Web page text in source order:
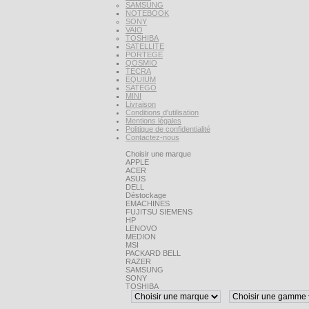
SAMSUNG
NOTEBOOK
SONY
VAIO
TOSHIBA
SATELLITE
PORTEGE
QOSMIO
TECRA
EQUIUM
SATEGO
MINI
Livraison
Conditions d'utilisation
Mentions légales
Politique de confidentialité
Contactez-nous
Choisir une marque
APPLE
ACER
ASUS
DELL
Déstockage
EMACHINES
FUJITSU SIEMENS
HP
LENOVO
MEDION
MSI
PACKARD BELL
RAZER
SAMSUNG
SONY
TOSHIBA